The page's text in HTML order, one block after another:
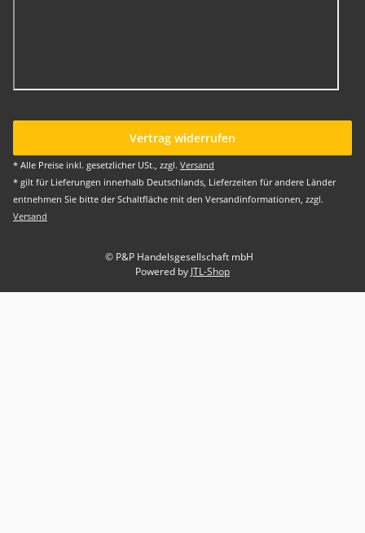
Vertrag widerrufen
* Alle Preise inkl. gesetzlicher USt., zzgl. Versand
* gilt für Lieferungen innerhalb Deutschlands, Lieferzeiten für andere Länder
entnehmen Sie bitte der Schaltfläche mit den Versandinformationen, zzgl.
Versand
© P&P Handelsgesellschaft mbH
Powered by JTL-Shop